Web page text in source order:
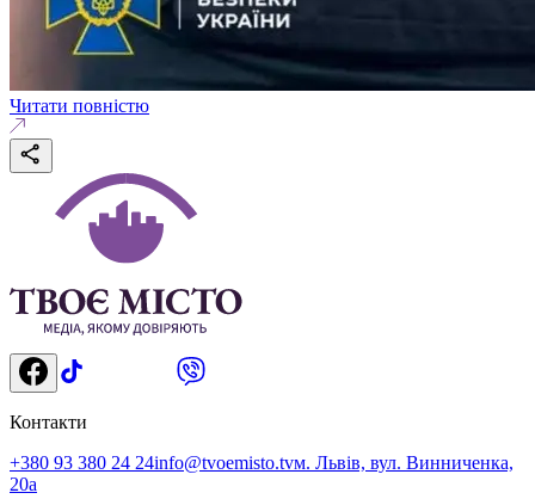
Читати повністю
Контакти
+380 93 380 24 24info@tvoemisto.tvм. Львів, вул. Винниченка,
20а